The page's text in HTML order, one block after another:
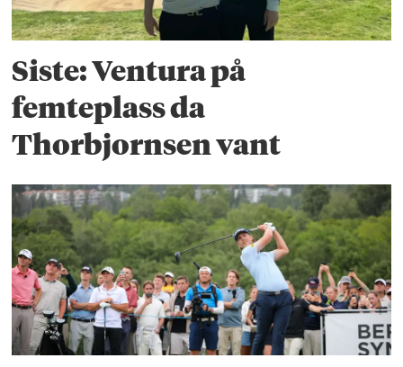
Siste: Ventura på
femteplass da
Thorbjornsen vant